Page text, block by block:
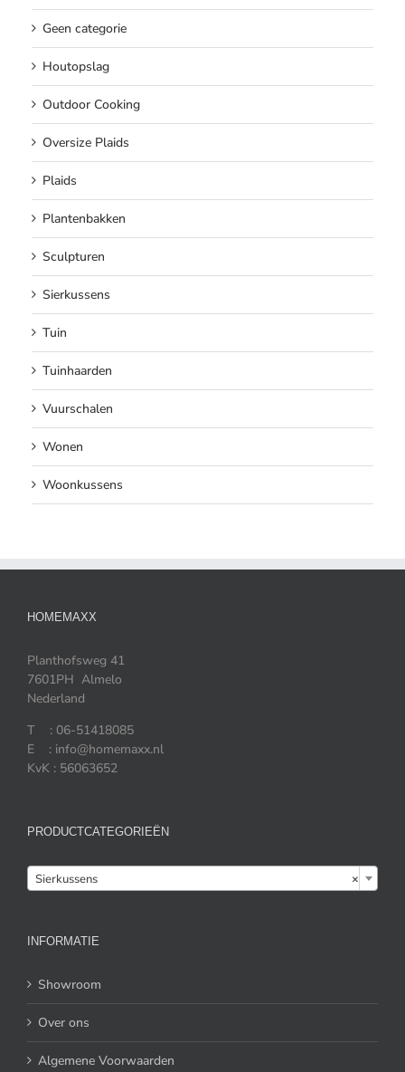
Geen categorie
Houtopslag
Outdoor Cooking
Oversize Plaids
Plaids
Plantenbakken
Sculpturen
Sierkussens
Tuin
Tuinhaarden
Vuurschalen
Wonen
Woonkussens
HOMEMAXX
Planthofsweg 41
7601PH Almelo
Nederland
T : 06-51418085
E : info@homemaxx.nl
KvK : 56063652
PRODUCTCATEGORIEËN
×
Sierkussens
INFORMATIE
Showroom
Over ons
Algemene Voorwaarden